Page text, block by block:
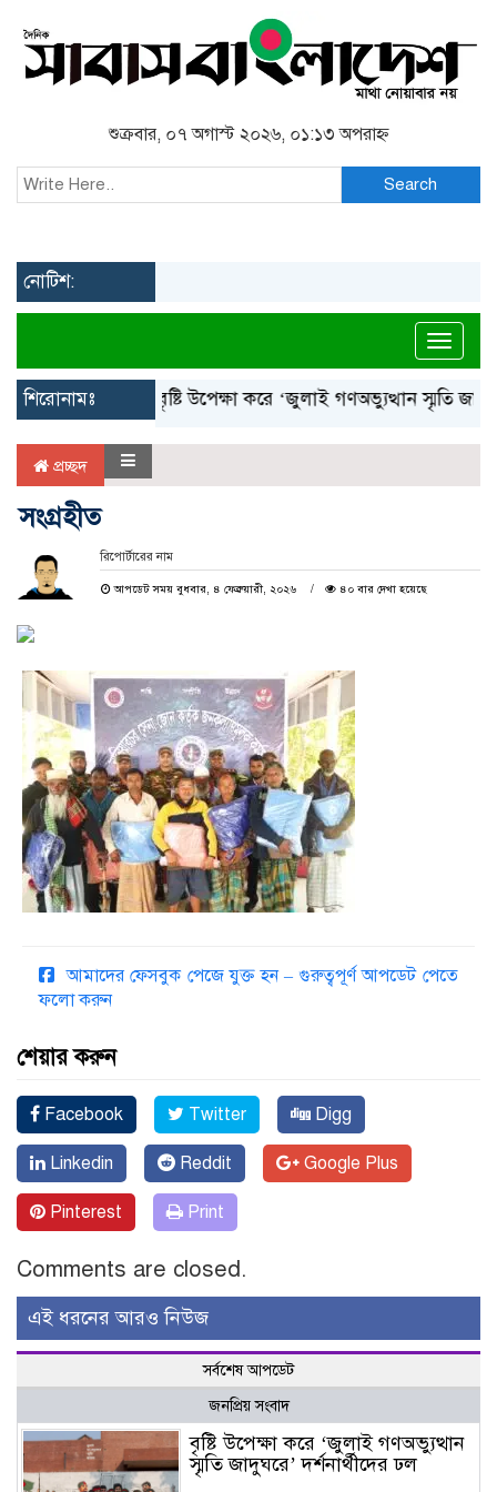
শুক্রবার, ০৭ অগাস্ট ২০২৬, ০১:১৩ অপরাহ্ন
Search
নোটিশ:
শিরোনামঃ বৃষ্টি উপেক্ষা করে ‘জুলাই গণঅভ্যুত্থান স্মৃতি
প্রচ্ছদ
সংগ্রহীত
রিপোর্টারের নাম
আপডেট সময় বুধবার, ৪ ফেব্রুয়ারী, ২০২৬ ৪০ বার দেখা হয়েছে
আমাদের ফেসবুক পেজে যুক্ত হন – গুরুত্বপূর্ণ আপডেট পেতে
ফলো করুন
শেয়ার করুন
Facebook Twitter Digg
Linkedin Reddit Google Plus
Pinterest Print
Comments are closed.
এই ধরনের আরও নিউজ
সর্বশেষ আপডেট
জনপ্রিয় সংবাদ
বৃষ্টি উপেক্ষা করে ‘জুলাই গণঅভ্যুত্থান
স্মৃতি জাদুঘরে’ দর্শনার্থীদের ঢল